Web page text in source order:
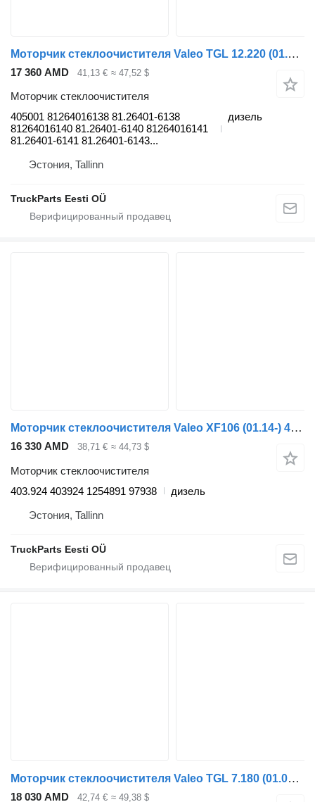
Моторчик стеклоочистителя Valeo TGL 12.220 (01.05-) 405001 для тягача MAN TGL, TGM, TGS, TGX (2005-2021)
17 360 AMD 41,13 € ≈ 47,52 $
Моторчик стеклоочистителя
405001 81264016138 81.26401-6138
81264016140 81.26401-6140 81264016141
81.26401-6141 81.26401-6143...
дизель
Эстония, Tallinn
TruckParts Eesti OÜ
Моторчик стеклоочистителя Valeo XF106 (01.14-) 403.924 403924 для тягача DAF XF106 (2014-)
16 330 AMD 38,71 € ≈ 44,73 $
Моторчик стеклоочистителя
403.924 403924 1254891 97938
дизель
Эстония, Tallinn
TruckParts Eesti OÜ
Моторчик стеклоочистителя Valeo TGL 7.180 (01.05-) 405.000 для тягача MAN TGL, TGM, TGS, TGX (2005-2021)
18 030 AMD 42,74 € ≈ 49,38 $